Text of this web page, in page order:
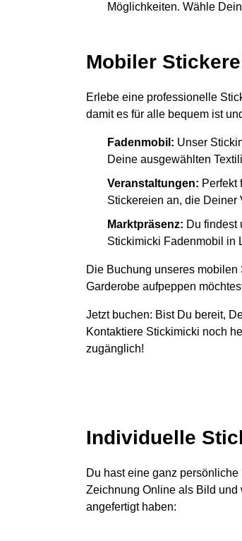
Möglichkeiten. Wähle
Mobiler
Erlebe eine professionelle
damit es für alle bequem ist
Fadenmobil: Unser
Deine ausgewählten
Veranstaltungen: Perfekt
Stickereien an, die Deiner
Marktpräsenz: Du findest
Stickimicki Fadenmobil in
Die Buchung unseres
Garderobe aufpeppen
Jetzt buchen: Bist Du bereit,
Kontaktiere Stickimicki noch
zugänglich!
Individuelle
Du hast eine ganz
Zeichnung Online als Bild und
angefertigt haben: